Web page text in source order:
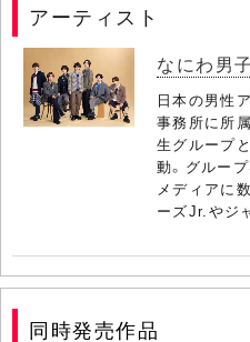
アーティスト
なにわ男子
日本の男性
事務所に所
生グループ
動。グルー
メディアに
ーズJr.やジ
同時発売作品